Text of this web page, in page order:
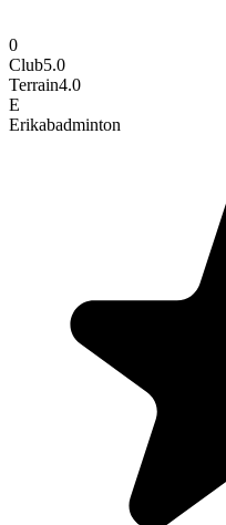
0
Club5.0
Terrain4.0
E
Erikabadminton